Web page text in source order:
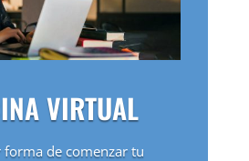
VIRTUAL
forma de comenzar tu